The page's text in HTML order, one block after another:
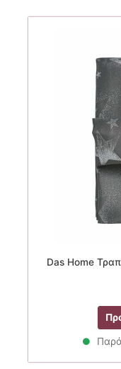
Das Home